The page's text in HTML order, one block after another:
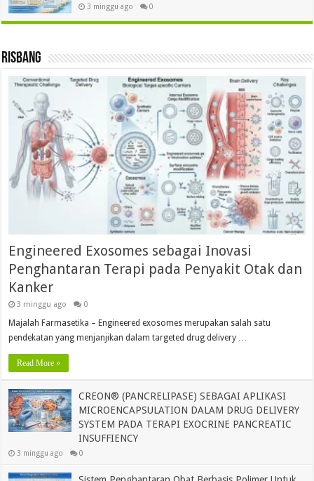
3 minggu ago 0
Risbang
Engineered Exosomes sebagai Inovasi
Penghantaran Terapi pada Penyakit Otak dan
Kanker
3 minggu ago 0
Majalah Farmasetika – Engineered exosomes merupakan salah satu
pendekatan yang menjanjikan dalam targeted drug delivery …
Read More »
CREON® (PANCRELIPASE) SEBAGAI APLIKASI
MICROENCAPSULATION DALAM DRUG DELIVERY
SYSTEM PADA TERAPI EXOCRINE PANCREATIC
INSUFFIENCY
3 minggu ago 0